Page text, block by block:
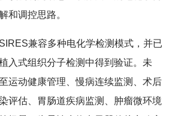
和调控思路。
兼容多种电化学检测模式，并已
入式组织分子检测中得到验证。未
运动健康管理、慢病连续监测、术后
评估、胃肠道疾病监测、肿瘤微环境